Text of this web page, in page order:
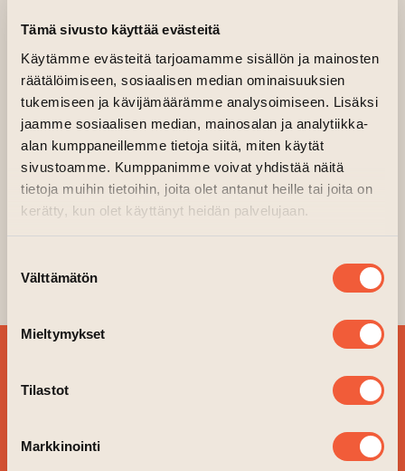
Tämä sivusto käyttää evästeitä
Käytämme evästeitä tarjoamamme sisällön ja mainosten
räätälöimiseen, sosiaalisen median ominaisuuksien
tukemiseen ja kävijämäärämme analysoimiseen. Lisäksi
jaamme sosiaalisen median, mainosalan ja analytiikka-
alan kumppaneillemme tietoja siitä, miten käytät
sivustoamme. Kumppanimme voivat yhdistää näitä
tietoja muihin tietoihin, joita olet antanut heille tai joita on
kerätty, kun olet käyttänyt heidän palvelujaan.
valinta
Välttämätön
Mieltymykset
Tilastot
Markkinointi
THE NIGHT OF THE
ARTS / ROSKA LIVE
& HEIKKI RÄISÄNEN
VIDEO ART
15.08.2024–13.08.2024 kl. 20.00—21.00
Courtyard
Roska live & Heikki Räisänen video art
will be seen at the courtyard during
the Nihg of the Arts at 8pm.
NEWSLETTER!
YES, PLEASE!